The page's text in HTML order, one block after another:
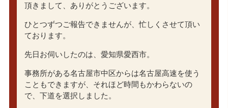
頂きまして、ありがとうございます。
ひとつずつご報告できませんが、忙しくさせて頂い
ております。
先日お伺いしたのは、愛知県愛西市。
事務所がある名古屋市中区からは名古屋高速を使う
こともできますが、それほど時間もかわらないの
で、下道を選択しました。